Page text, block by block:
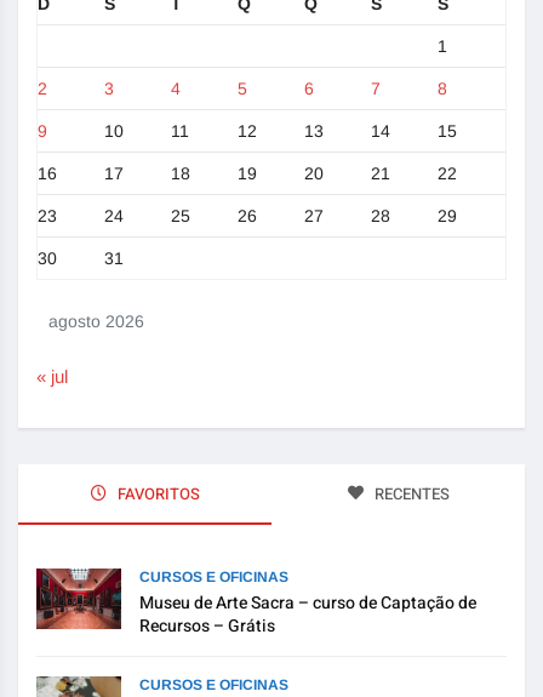
agosto 2026
1
2 3 4 5 6 7 8
9 10 11 12 13 14 15
16 17 18 19 20 21 22
23 24 25 26 27 28 29
30 31
« jul
FAVORITOS RECENTES
CURSOS E OFICINAS
Museu de Arte Sacra – curso de Captação de
Recursos – Grátis
CURSOS E OFICINAS